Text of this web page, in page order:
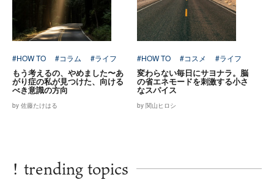
#HOW TO #コラム #ライフ
もう考えるの、やめました〜あ
がり症の私が見つけた、向ける
べき意識の方向
by 佐藤たけはる
#HOW TO #コスメ #ライフ
変わらない毎日にサヨナラ。脳
の省エネモードを刺激する小さ
なスパイス
by 関山ヒロシ
! trending topics